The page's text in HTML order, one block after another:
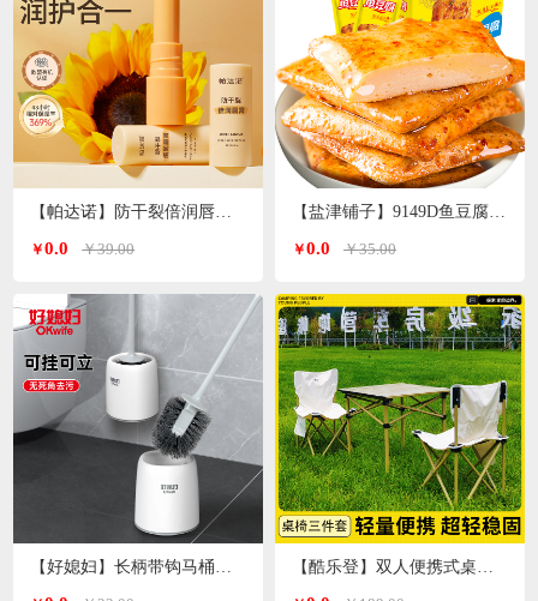
【帕达诺】防干裂倍润唇膏3g/支*2支
￥0.0 ￥39.00
【盐津铺子】9149D鱼豆腐原味360g
￥0.0 ￥35.00